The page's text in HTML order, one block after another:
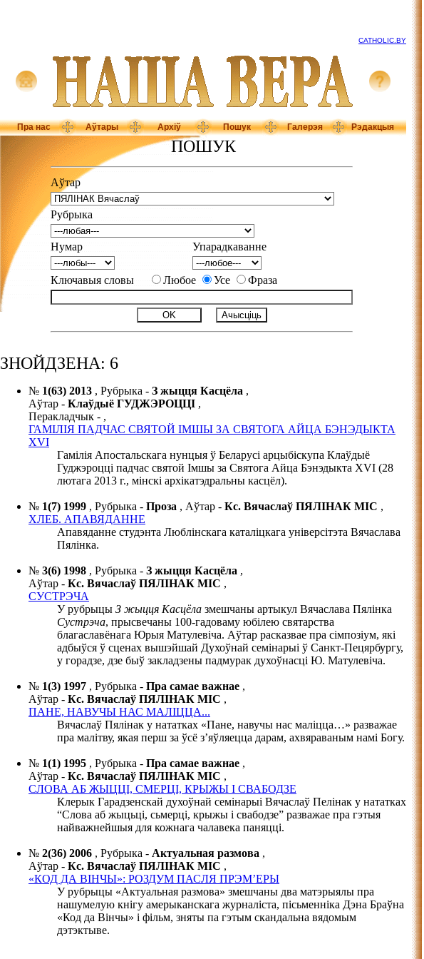
CATHOLIC.BY
Пра нас Аўтары Архіў Пошук Галерэя Рэдакцыя
ПОШУК
Аўтар
Рубрыка
Нумар Упарадкаванне
Ключавыя словы Любое Усе Фраза
ЗНОЙДЗЕНА: 6
№ 1(63) 2013 , Рубрыка - З жыцця Касцёла ,
Аўтар - Клаўдыё ГУДЖЭРОЦЦІ ,
Перакладчык - ,
ГАМІЛІЯ ПАДЧАС СВЯТОЙ ІМШЫ ЗА СВЯТОГА АЙЦА БЭНЭДЫКТА
XVI
Гамілія Апостальскага нунцыя ў Беларусі арцыбіскупа Клаўдыё
Гуджэроцці падчас святой Імшы за Святога Айца Бэнэдыкта XVI (28
лютага 2013 г., мінскі архікатэдральны касцёл).
№ 1(7) 1999 , Рубрыка - Проза , Аўтар - Кс. Вячаслаў ПЯЛІНАК MIC ,
ХЛЕБ. АПАВЯДАННЕ
Апавяданне студэнта Люблінскага каталіцкага універсітэта Вячаслава
Пялінка.
№ 3(6) 1998 , Рубрыка - З жыцця Касцёла ,
Аўтар - Кс. Вячаслаў ПЯЛІНАК MIC ,
СУСТРЭЧА
У рубрыцы З жыцця Касцёла змешчаны артыкул Вячаслава Пялінка
Сустрэча, прысвечаны 100-гадоваму юбілею святарства
благаславёнага Юрыя Матулевіча. Аўтар расказвае пра сімпозіум, які
адбыўся ў сценах вышэйшай Духоўнай семінарыі ў Санкт-Пецярбургу,
у горадзе, дзе быў закладзены падмурак духоўнасці Ю. Матулевіча.
№ 1(3) 1997 , Рубрыка - Пра самае важнае ,
Аўтар - Кс. Вячаслаў ПЯЛІНАК MIC ,
ПАНЕ, НАВУЧЫ НАС МАЛІЦЦА...
Вячаслаў Пялінак у нататках «Пане, навучы нас маліцца…» разважае
пра малітву, якая перш за ўсё з’яўляецца дарам, ахвяраваным намі Богу.
№ 1(1) 1995 , Рубрыка - Пра самае важнае ,
Аўтар - Кс. Вячаслаў ПЯЛІНАК MIC ,
СЛОВА АБ ЖЫЦЦІ, СМЕРЦІ, КРЫЖЫ І СВАБОДЗЕ
Клерык Гарадзенскай духоўнай семінарыі Вячаслаў Пелінак у нататках
“Слова аб жыцьці, сьмерці, крыжы і свабодзе” разважае пра гэтыя
найважнейшыя для кожнага чалавека паняцці.
№ 2(36) 2006 , Рубрыка - Актуальная размова ,
Аўтар - Кс. Вячаслаў ПЯЛІНАК MIC ,
«КОД ДА ВІНЧЫ»: РОЗДУМ ПАСЛЯ ПРЭМ’ЕРЫ
У рубрыцы «Актуальная размова» змешчаны два матэрыялы пра
нашумелую кнігу амерыканскага журналіста, пісьменніка Дэна Браўна
«Код да Вінчы» і фільм, зняты па гэтым скандальна вядомым
дэтэктыве.